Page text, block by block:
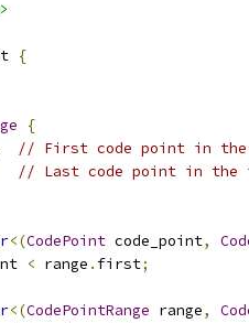
{
{
// First code point in
// Last code point in
<(CodePoint code_point,
< range . first;
<(CodePointRange range,